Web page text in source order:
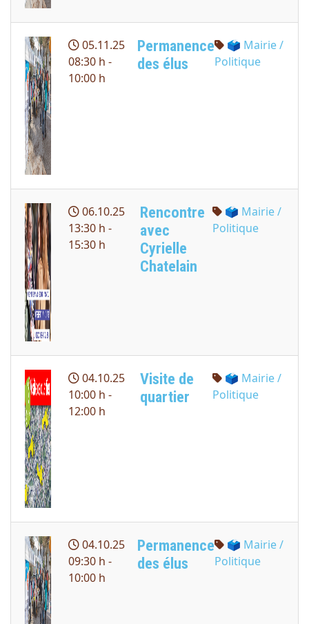
05.11.25
08:30 h -
10:00 h
Permanence
des élus
🗳 Mairie /
Politique
06.10.25
13:30 h -
15:30 h
Rencontre
avec
Cyrielle
Chatelain
🗳 Mairie /
Politique
04.10.25
10:00 h -
12:00 h
Visite de
quartier
🗳 Mairie /
Politique
04.10.25
09:30 h -
10:00 h
Permanence
des élus
🗳 Mairie /
Politique